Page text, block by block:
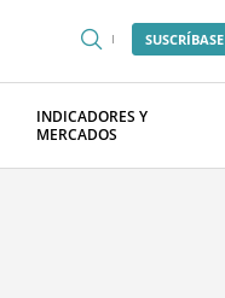
SUSCRÍBASE
INDICADORES Y
MERCADOS